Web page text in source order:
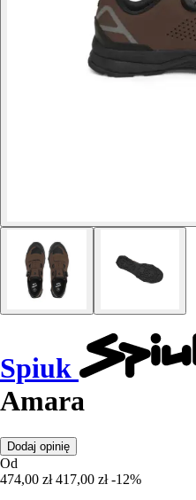
Spiuk
Amara
Dodaj opinię
Od
474,00 zł 417,00 zł -12%